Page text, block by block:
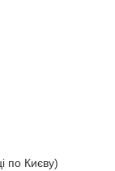
по Києву)